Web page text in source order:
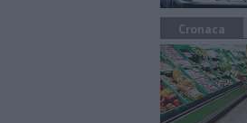
Cronaca